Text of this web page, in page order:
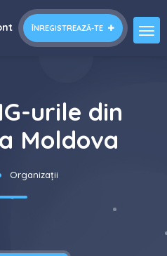
ÎNREGISTREAZĂ-TE
urile din
Moldova
Organizații